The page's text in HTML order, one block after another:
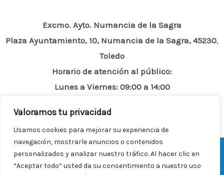
Valoramos tu privacidad
Usamos cookies para mejorar su experiencia de
navegación, mostrarle anuncios o contenidos
personalizados y analizar nuestro tráfico. Al hacer clic en
“Aceptar todo” usted da su consentimiento a nuestro uso
Excmo. Ayto. Numancia de la Sagra
Plaza Ayuntamiento, 10, Numancia de la Sagra, 45230,
Toledo
Horario de atención al público:
Lunes a Viernes: 09:00 a 14:00
Desarrollado por TelenTIC Servicios Informáticos © 2026
Ayuntamiento Numancia de la Sagra